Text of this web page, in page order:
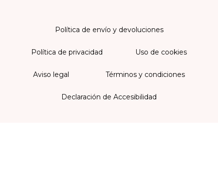
Política de envío y devoluciones
Política de privacidad Uso de cookies
Aviso legal Términos y condiciones
Declaración de Accesibilidad